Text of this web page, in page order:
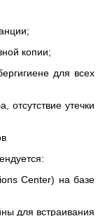
копии;
для всех
утечки
Center) на базе
для встраивания